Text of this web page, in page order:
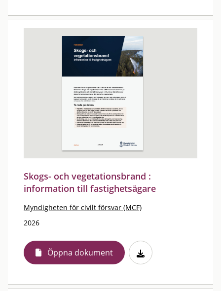
Skogs- och vegetationsbrand :
information till fastighetsägare
Myndigheten för civilt försvar (MCF)
2026
Öppna dokument